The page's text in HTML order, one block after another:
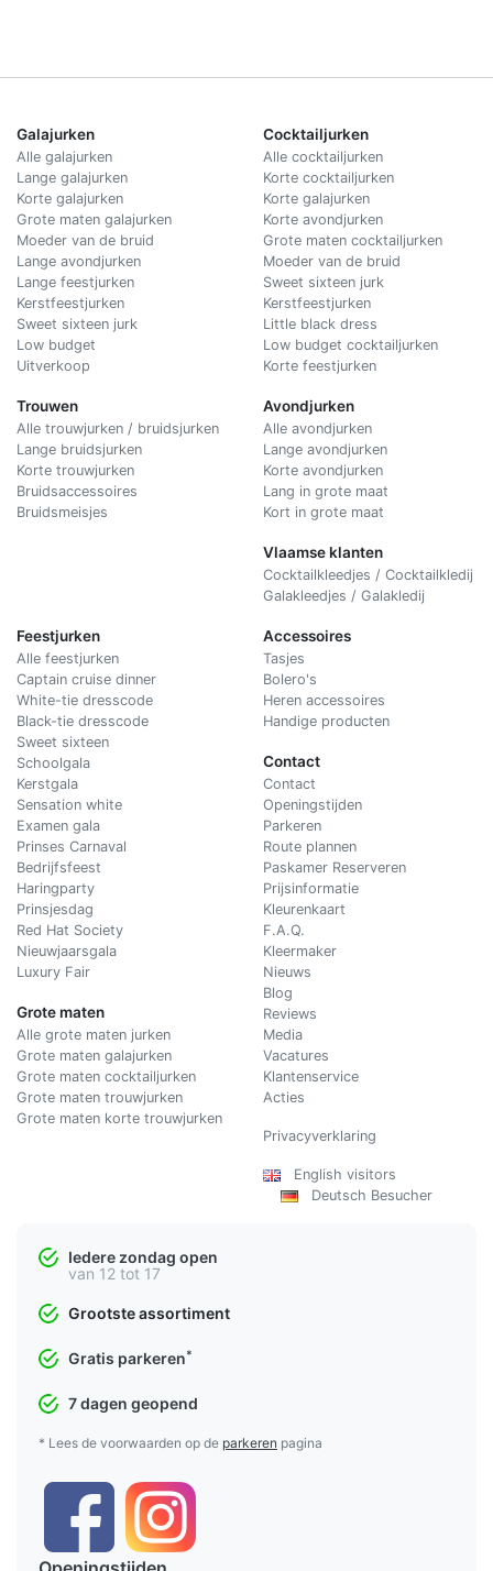
Galajurken
Alle galajurken
Lange galajurken
Korte galajurken
Grote maten galajurken
Moeder van de bruid
Lange avondjurken
Lange feestjurken
Kerstfeestjurken
Sweet sixteen jurk
Low budget
Uitverkoop
Trouwen
Alle trouwjurken / bruidsjurken
Lange bruidsjurken
Korte trouwjurken
Bruidsaccessoires
Bruidsmeisjes
Cocktailjurken
Alle cocktailjurken
Korte cocktailjurken
Korte galajurken
Korte avondjurken
Grote maten cocktailjurken
Moeder van de bruid
Sweet sixteen jurk
Kerstfeestjurken
Little black dress
Low budget cocktailjurken
Korte feestjurken
Avondjurken
Alle avondjurken
Lange avondjurken
Korte avondjurken
Lang in grote maat
Kort in grote maat
Vlaamse klanten
Cocktailkleedjes / Cocktailkledij
Galakleedjes / Galakledij
Feestjurken
Alle feestjurken
Captain cruise dinner
White-tie dresscode
Black-tie dresscode
Sweet sixteen
Schoolgala
Kerstgala
Sensation white
Examen gala
Prinses Carnaval
Bedrijfsfeest
Haringparty
Prinsjesdag
Red Hat Society
Nieuwjaarsgala
Luxury Fair
Grote maten
Alle grote maten jurken
Grote maten galajurken
Grote maten cocktailjurken
Grote maten trouwjurken
Grote maten korte trouwjurken
Accessoires
Tasjes
Bolero's
Heren accessoires
Handige producten
Contact
Contact
Openingstijden
Parkeren
Route plannen
Paskamer Reserveren
Prijsinformatie
Kleurenkaart
F.A.Q.
Kleermaker
Nieuws
Blog
Reviews
Media
Vacatures
Klantenservice
Acties
Privacyverklaring
English visitors
Deutsch Besucher
Iedere zondag open
van 12 tot 17
Grootste assortiment
Gratis parkeren*
7 dagen geopend
* Lees de voorwaarden op de parkeren pagina